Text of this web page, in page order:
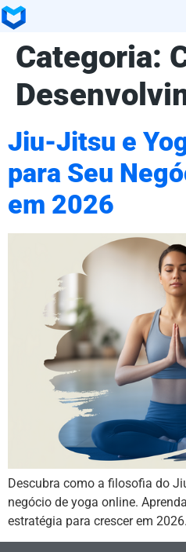
Categoria:
Jiu-Jitsu e
para Seu
em 2026
Descubra como a filosofia do
negócio de yoga online.
estratégia para crescer em 2026.